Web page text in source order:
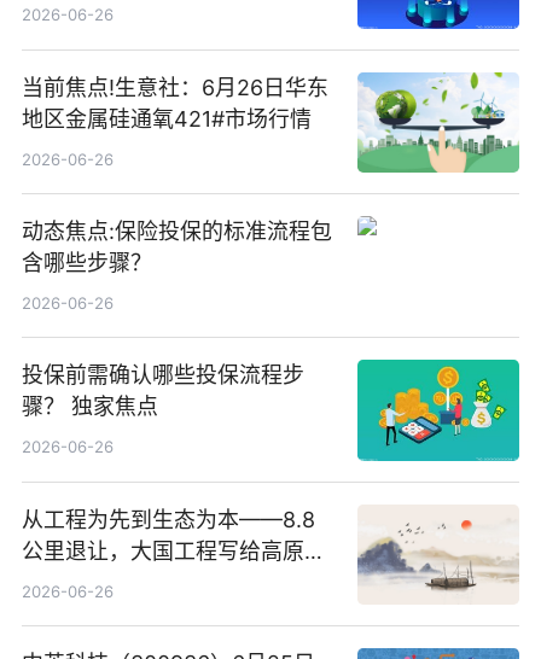
看点
2026-06-26
当前焦点!生意社：6月26日华东
地区金属硅通氧421#市场行情
2026-06-26
动态焦点:保险投保的标准流程包
含哪些步骤？
2026-06-26
投保前需确认哪些投保流程步
骤？ 独家焦点
2026-06-26
从工程为先到生态为本——8.8
公里退让，大国工程写给高原生
灵的温柔情书
2026-06-26